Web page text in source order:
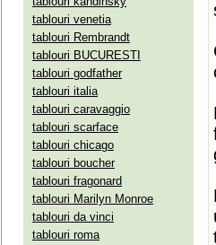
tablouri venetia
tablouri Rembrandt
tablouri BUCURESTI
tablouri godfather
tablouri italia
tablouri caravaggio
tablouri scarface
tablouri chicago
tablouri boucher
tablouri fragonard
tablouri Marilyn Monroe
tablouri da vinci
tablouri roma